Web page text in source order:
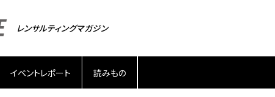
レンサルティングマガジン
イベントレポート 読みもの